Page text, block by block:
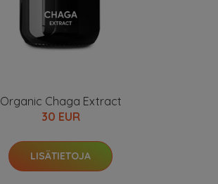
Organic Chaga Extract
30 EUR
LISÄTIETOJA